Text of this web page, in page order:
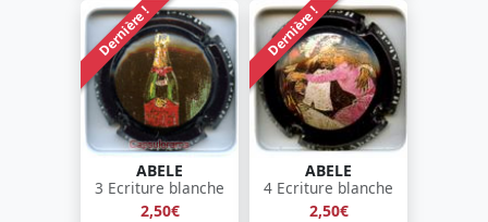
Dernière !
ABELE
3 Ecriture blanche
2,50€
Dernière !
ABELE
4 Ecriture blanche
2,50€